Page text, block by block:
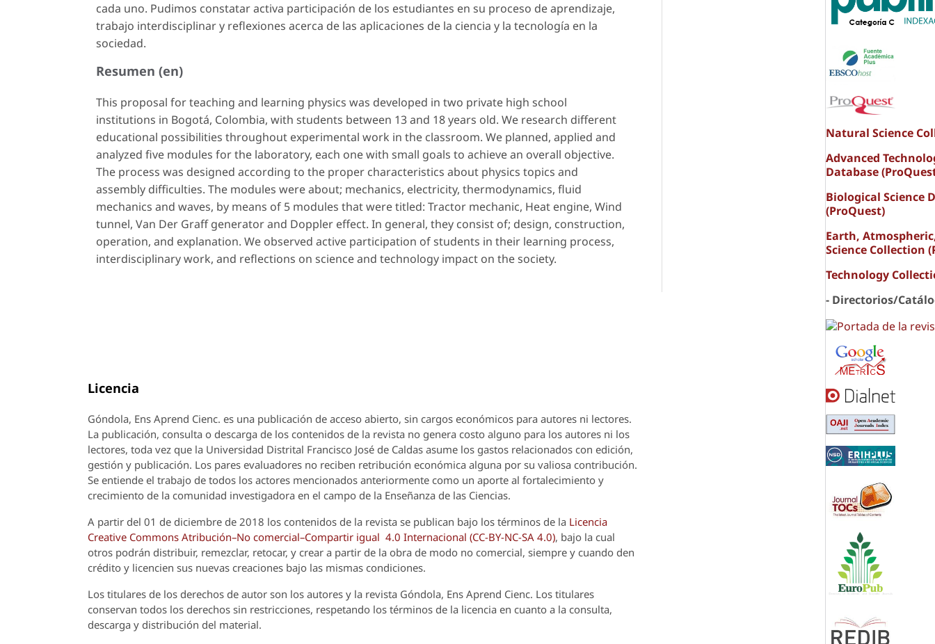
cada uno. Pudimos constatar activa participación de los estudiantes en su proceso de aprendizaje,
trabajo interdisciplinar y reflexiones acerca de las aplicaciones de la ciencia y la tecnología en la
sociedad.
Resumen (en)
This proposal for teaching and learning physics was developed in two private high school
institutions in Bogotá, Colombia, with students between 13 and 18 years old. We research different
educational possibilities throughout experimental work in the classroom. We planned, applied and
analyzed five modules for the laboratory, each one with small goals to achieve an overall objective.
The process was designed according to the proper characteristics about physics topics and
assembly difficulties. The modules were about; mechanics, electricity, thermodynamics, fluid
mechanics and waves, by means of 5 modules that were titled: Tractor mechanic, Heat engine, Wind
tunnel, Van Der Graff generator and Doppler effect. In general, they consist of; design, construction,
operation, and explanation. We observed active participation of students in their learning process,
interdisciplinary work, and reflections on science and technology impact on the society.
Licencia
Góndola, Ens Aprend Cienc. es una publicación de acceso abierto, sin cargos económicos para autores ni lectores.
La publicación, consulta o descarga de los contenidos de la revista no genera costo alguno para los autores ni los
lectores, toda vez que la Universidad Distrital Francisco José de Caldas asume los gastos relacionados con edición,
gestión y publicación. Los pares evaluadores no reciben retribución económica alguna por su valiosa contribución.
Se entiende el trabajo de todos los actores mencionados anteriormente como un aporte al fortalecimiento y
crecimiento de la comunidad investigadora en el campo de la Enseñanza de las Ciencias.
A partir del 01 de diciembre de 2018 los contenidos de la revista se publican bajo los términos de la Licencia
Creative Commons Atribución–No comercial–Compartir igual 4.0 Internacional (CC-BY-NC-SA 4.0), bajo la cual
otros podrán distribuir, remezclar, retocar, y crear a partir de la obra de modo no comercial, siempre y cuando den
crédito y licencien sus nuevas creaciones bajo las mismas condiciones.
Los titulares de los derechos de autor son los autores y la revista Góndola, Ens Aprend Cienc. Los titulares
conservan todos los derechos sin restricciones, respetando los términos de la licencia en cuanto a la consulta,
descarga y distribución del material.
Natural Science
Advanced
Database
Biological Science
(ProQuest)
Earth,
Science Collection
Technology
- Directorios/